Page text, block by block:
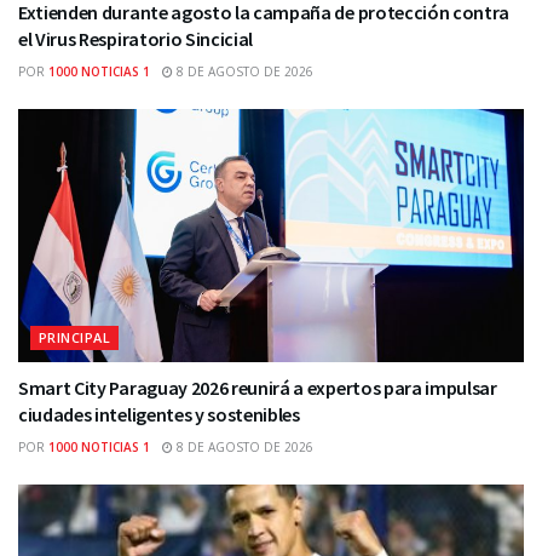
Extienden durante agosto la campaña de protección contra
el Virus Respiratorio Sincicial
POR 1000 NOTICIAS 1 8 DE AGOSTO DE 2026
PRINCIPAL
Smart City Paraguay 2026 reunirá a expertos para impulsar
ciudades inteligentes y sostenibles
POR 1000 NOTICIAS 1 8 DE AGOSTO DE 2026